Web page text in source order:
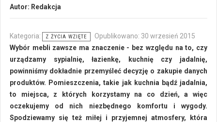
Autor: Redakcja
Kategoria: Z ŻYCIA WZIĘTE
Opublikowano: 30 wrzesień 2015
Wybór mebli zawsze ma znaczenie - bez względu na to, czy
urządzamy sypialnię, łazienkę, kuchnię czy jadalnię,
powinniśmy dokładnie przemyśleć decyzję o zakupie danych
produktów. Pomieszczenia, takie jak kuchnia bądź jadalnia,
to miejsca, z których korzystamy na co dzień, a więc
oczekujemy od nich niezbędnego komfortu i wygody.
Spodziewamy się też miłej i przyjemnej atmosfery, która